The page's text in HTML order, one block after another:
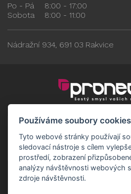
Po - Pá
8:00 - 17:00
Sobota
8:00 - 11:00
Nádražní 934, 691 03 Rakvice
Používáme soubory
Tyto webové stránky používají
sledovací nástroje s cílem
prostředí, zobrazení
analýzy návštěvnosti webových
zdroje návštěvnosti.